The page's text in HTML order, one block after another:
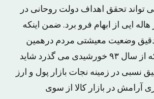
تحقق اهداف دولت روحانی در
هاله ایی از ابهام فرو برد. ضمن اینکه
دقیق وضعیت معیشتی مردم درهمین
مدت دوماهه که از سال ۹۳ خورشیدی می گذرد شاید
نسبی در زمینه نجات بازار پول و ارز
آرامش در بازار کالا از سوی